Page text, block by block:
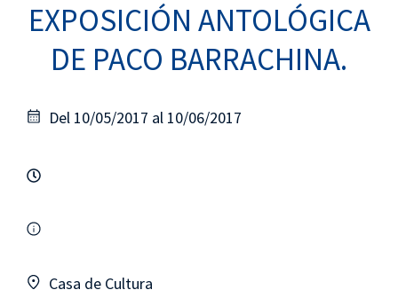
EXPOSICIÓN ANTOLÓGICA
DE PACO BARRACHINA.
Del 10/05/2017 al 10/06/2017
Casa de Cultura